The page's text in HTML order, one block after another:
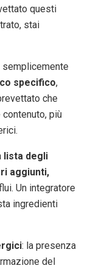
questi
stai
specifico,
che
più
lista degli
aggiunti,
Un integratore
ingredienti
: la presenza
del